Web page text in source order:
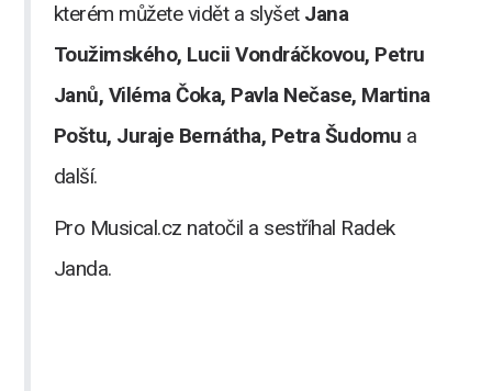
kterém můžete vidět a slyšet Jana
Toužimského, Lucii Vondráčkovou, Petru
Janů, Viléma Čoka, Pavla Nečase, Martina
Poštu, Juraje Bernátha, Petra Šudomu a
další.
Pro Musical.cz natočil a sestříhal Radek
Janda.